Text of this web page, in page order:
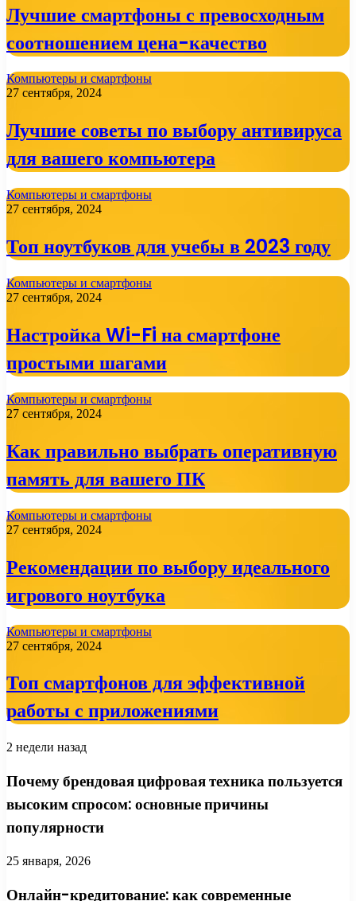
Лучшие смартфоны с превосходным
соотношением цена-качество
Компьютеры и смартфоны
27 сентября, 2024
Лучшие советы по выбору антивируса
для вашего компьютера
Компьютеры и смартфоны
27 сентября, 2024
Топ ноутбуков для учебы в 2023 году
Компьютеры и смартфоны
27 сентября, 2024
Настройка Wi-Fi на смартфоне
простыми шагами
Компьютеры и смартфоны
27 сентября, 2024
Как правильно выбрать оперативную
память для вашего ПК
Компьютеры и смартфоны
27 сентября, 2024
Рекомендации по выбору идеального
игрового ноутбука
Компьютеры и смартфоны
27 сентября, 2024
Топ смартфонов для эффективной
работы с приложениями
2 недели назад
Почему брендовая цифровая техника пользуется
высоким спросом: основные причины
популярности
25 января, 2026
Онлайн-кредитование: как современные